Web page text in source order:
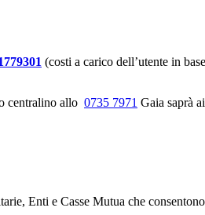
(costi a carico dell’utente in
centralino allo 0735 7971 Gaia saprà
Enti e Casse Mutua che